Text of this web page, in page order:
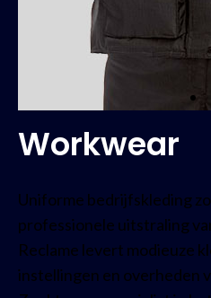
Workwear
Uniforme bedrijfskleding
professionele uitstraling
Reclame levert modieuze
instellingen en overheden